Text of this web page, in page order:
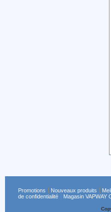
Promotions Nouveaux produits
de confidentialité
Magasin VAPWAY